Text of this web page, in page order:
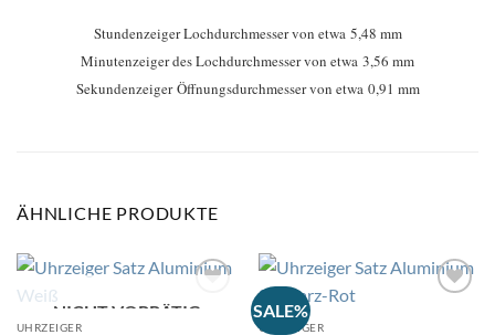
Stundenzeiger Lochdurchmesser von etwa 5,48 mm
Minutenzeiger des Lochdurchmesser von etwa 3,56 mm
Sekundenzeiger Öffnungsdurchmesser von etwa 0,91 mm
ÄHNLICHE PRODUKTE
NICHT VORRÄTIG
UHRZEIGER
SALE%
UHRZEIGER